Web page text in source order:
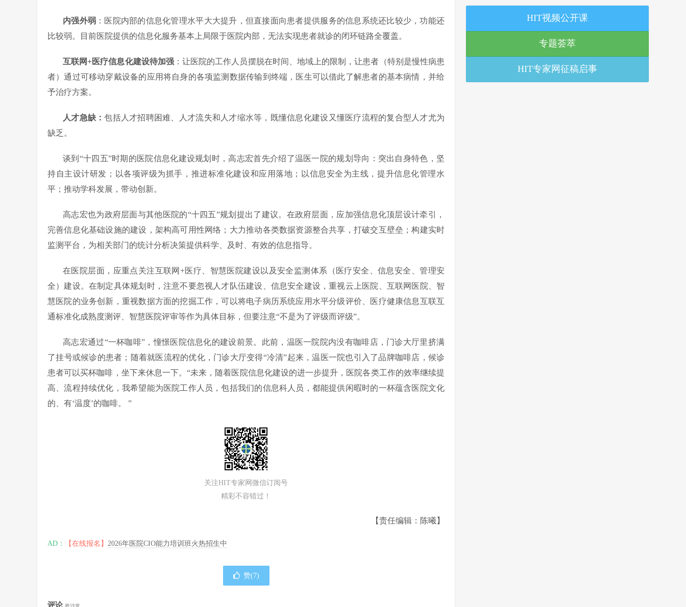
内强外弱 ：医院内部的信息化管理水平大大提升，但直接面向患者提供服务的信息系统还比较少，功能还
比较弱。目前医院提供的信息化服务基本上局限于医院内部，无法实现患者就诊的闭环链路全覆盖。
互联网+医疗信息化建设待加强：让医院的工作人员摆脱在时间、地域上的限制，让患者（特别是慢性病患
者）通过可移动穿戴设备的应用将自身的各项监测数据传输到终端，医生可以借此了解患者的基本病情，并给
予治疗方案。
人才急缺：包括人才招聘困难、人才流失和人才缩水等，既懂信息化建设又懂医疗流程的复合型人才尤为
缺乏。
谈到“十四五”时期的医院信息化建设规划时，高志宏首先介绍了温医一院的规划导向：突出自身特色，坚
持自主设计研发；以各项评级为抓手，推进标准化建设和应用落地；以信息安全为主线，提升信息化管理水
平；推动学科发展，带动创新。
高志宏也为政府层面与其他医院的“十四五”规划提出了建议。在政府层面，应加强信息化顶层设计牵引，
完善信息化基础设施的建设，架构高可用性网络；大力推动各类数据资源整合共享，打破交互壁垒；构建实时
监测平台，为相关部门的统计分析决策提供科学、及时、有效的信息指导。
在医院层面，应重点关注互联网+医疗、智慧医院建设以及安全监测体系（医疗安全、信息安全、管理安
全）建设。在制定具体规划时，注意不要忽视人才队伍建设、信息安全建设，重视云上医院、互联网医院、智
慧医院的业务创新，重视数据方面的挖掘工作，可以将电子病历系统应用水平分级评价、医疗健康信息互联互
通标准化成熟度测评、智慧医院评审等作为具体目标，但要注意“不是为了评级而评级”。
高志宏通过“一杯咖啡”，憧憬医院信息化的建设前景。此前，温医一院院内没有咖啡店，门诊大厅里挤满
了挂号或候诊的患者；随着就医流程的优化，门诊大厅变得“冷清”起来，温医一院也引入了品牌咖啡店，候诊
患者可以买杯咖啡，坐下来休息一下。“未来，随着医院信息化建设的进一步提升，医院各类工作的效率继续提
高、流程持续优化，我希望能为医院工作人员，包括我们的信息科人员，都能提供闲暇时的一杯蕴含医院文化
的、有‘温度’的咖啡。 ”
关注HIT专家网微信订阅号
精彩不容错过！
【责任编辑：陈曦】
AD： 【在线报名】 2026年医院CIO能力培训班火热招生中
赞(7)
评论 抢沙发
HIT视频公开课
专题荟萃
HIT专家网征稿启事